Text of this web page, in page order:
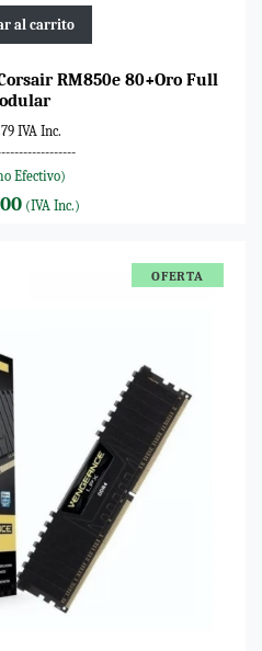
al carrito
RM850e 80+Oro Full
IVA Inc.
Efectivo)
(IVA Inc.)
OFERTA